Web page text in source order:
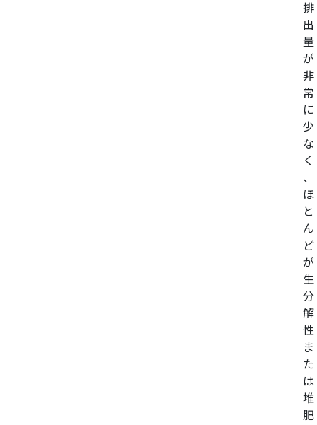
排
出
量
が
非
常
に
少
な
く
、
ほ
と
ん
ど
が
生
分
解
性
ま
た
は
堆
肥